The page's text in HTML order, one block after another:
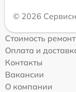
© 2026
Стоимость
Оплата и
Контакты
Вакансии
О компании